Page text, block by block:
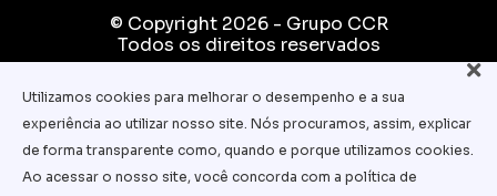
© Copyright 2026 - Grupo CCR
Todos os direitos reservados
Fale conosco:
equipe.pedagogica@motiva.com.br
Termos e Condições de Uso
Política de Privacidade
Utilizamos cookies para melhorar o desempenho e a sua
experiência ao utilizar nosso site. Nós procuramos, assim, explicar
de forma transparente como, quando e porque utilizamos cookies.
Ao acessar o nosso site, você concorda com a política de